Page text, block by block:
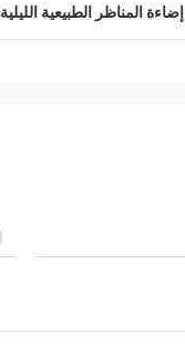
إضاءة المناظر الطبيعية الليلية